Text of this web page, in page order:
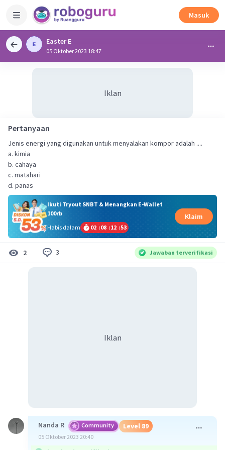
Masuk
Easter E
05 Oktober 2023 18:47
Iklan
Pertanyaan
Jenis energi yang digunakan untuk menyalakan kompor adalah ....
a. kimia
b. cahaya
c. matahari
d. panas
Ikuti Tryout SNBT & Menangkan E-Wallet
100rb
Habis dalam
02 :08 :12 :53
Klaim
2 3 Jawaban terverifikasi
Iklan
Nanda R Community Level 89
05 Oktober 2023 20:40